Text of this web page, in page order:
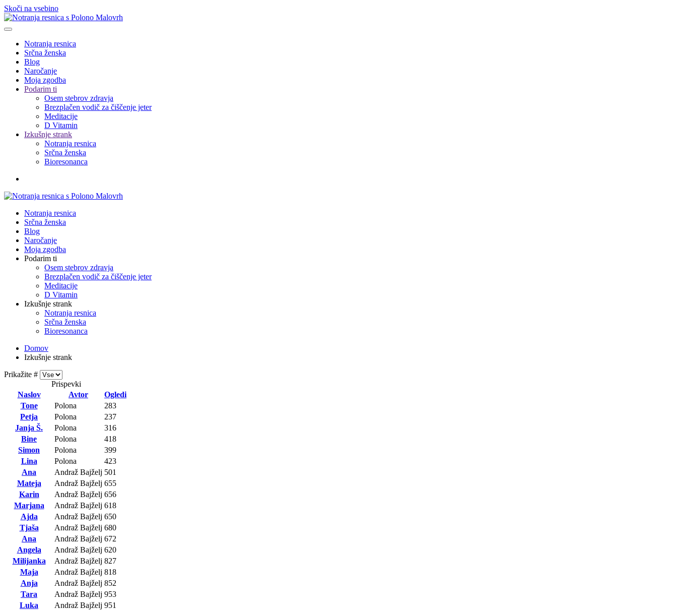
Skoči na vsebino
Notranja resnica
Srčna ženska
Blog
Naročanje
Moja zgodba
Podarim ti
Osem stebrov zdravja
Brezplačen vodič za čiščenje jeter
Meditacije
D Vitamin
Izkušnje strank
Notranja resnica
Srčna ženska
Bioresonanca
Notranja resnica
Srčna ženska
Blog
Naročanje
Moja zgodba
Podarim ti
Osem stebrov zdravja
Brezplačen vodič za čiščenje jeter
Meditacije
D Vitamin
Izkušnje strank
Notranja resnica
Srčna ženska
Bioresonanca
Domov
Izkušnje strank
Prikažite #
Prispevki
Naslov
Avtor
Ogledi
Tone
Polona
283
Petja
Polona
237
Janja Š.
Polona
316
Bine
Polona
418
Simon
Polona
399
Lina
Polona
423
Ana
Andraž Bajželj 501
Mateja
Andraž Bajželj 655
Karin
Andraž Bajželj 656
Marjana
Andraž Bajželj 618
Ajda
Andraž Bajželj 650
Tjaša
Andraž Bajželj 680
Ana
Andraž Bajželj 672
Angela
Andraž Bajželj 620
Milijanka
Andraž Bajželj 827
Maja
Andraž Bajželj 818
Anja
Andraž Bajželj 852
Tara
Andraž Bajželj 953
Luka
Andraž Bajželj 951